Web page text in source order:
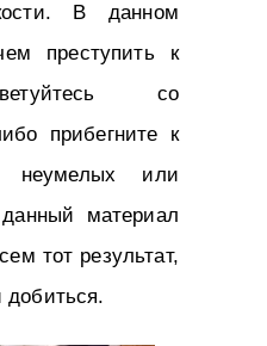
В данном
преступить к
со
прибегните к
или
материал
тот результат,
добиться.